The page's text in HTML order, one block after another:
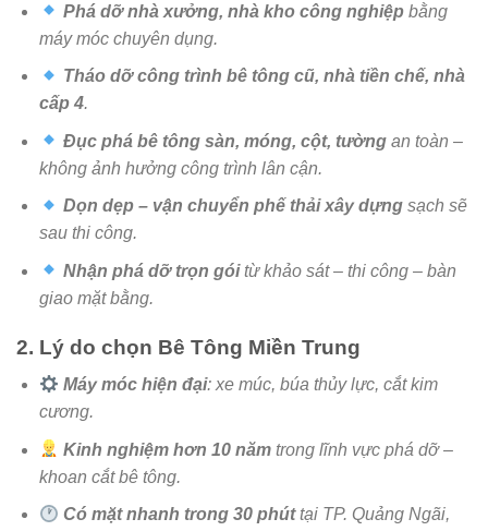
Phá dỡ nhà xưởng, nhà kho công nghiệp bằng
máy móc chuyên dụng.
Tháo dỡ công trình bê tông cũ, nhà tiền chế, nhà
cấp 4.
Đục phá bê tông sàn, móng, cột, tường an toàn –
không ảnh hưởng công trình lân cận.
Dọn dẹp – vận chuyển phế thải xây dựng sạch sẽ
sau thi công.
Nhận phá dỡ trọn góitừ khảo sát – thi công – bàn
giao mặt bằng.
2. Lý do chọn Bê Tông Miền Trung
Máy móc hiện đại: xe múc, búa thủy lực, cắt kim
cương.
Kinh nghiệm hơn 10 năm trong lĩnh vực phá dỡ –
khoan cắt bê tông.
Có mặt nhanh trong 30 phúttại TP. Quảng Ngãi,